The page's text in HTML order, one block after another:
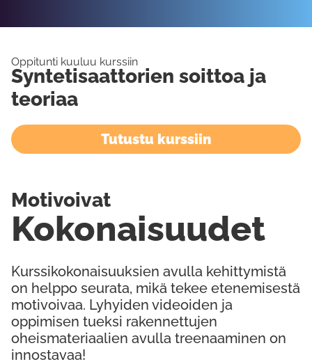
Oppitunti kuuluu kurssiin
Syntetisaattorien soittoa ja
teoriaa
Tutustu kurssiin
Kurssikokonaisuuksien avulla kehittymistä
on helppo seurata, mikä tekee etenemisestä
motivoivaa. Lyhyiden videoiden ja
oppimisen tueksi rakennettujen
oheismateriaalien avulla treenaaminen on
innostavaa!
Kokonaisuudet
Motivoivat